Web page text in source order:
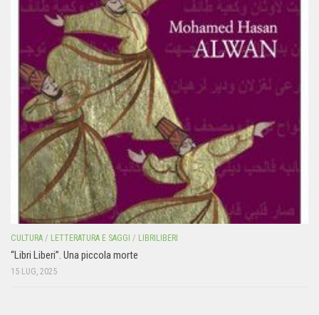
CULTURA / LETTERATURA E SAGGI / LIBRILIBERI
“Libri Liberi”. Una piccola morte
15 LUG, 2025